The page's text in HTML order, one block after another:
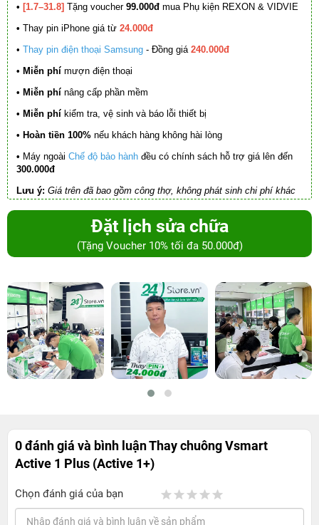
• [1.7–31.8] Tặng voucher 99.000đ mua Phụ kiện REXON & VIDVIE
• Thay pin iPhone giá từ 24.000đ
• Thay pin điện thoại Samsung - Đồng giá 240.000đ
• Miễn phí mượn điện thoại
• Miễn phí nâng cấp phần mềm
• Miễn phí kiểm tra, vệ sinh và báo lỗi thiết bị
• Hoàn tiền 100% nếu khách hàng không hài lòng
• Máy ngoài Chế độ bảo hành đều có chính sách hỗ trợ giá lên đến
300.000đ
Lưu ý: Giá trên đã bao gồm công thợ, không phát sinh chi phí khác
Đặt lịch sửa chữa
(Tặng Voucher 10% tối đa 50.000đ)
0 đánh giá và bình luậnThay chuông Vsmart
Active 1 Plus (Active 1+)
Chọn đánh giá của bạn